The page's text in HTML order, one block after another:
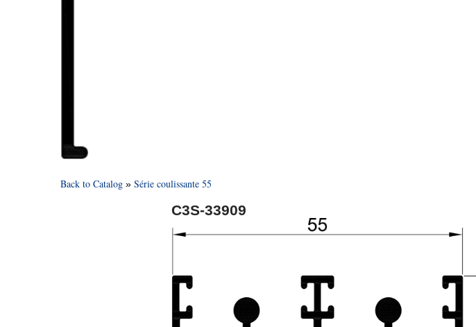
Back to Catalog Série coulissante 55
C3S-33909